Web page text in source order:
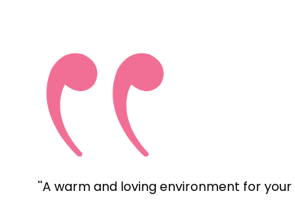
''A warm and loving environment for your